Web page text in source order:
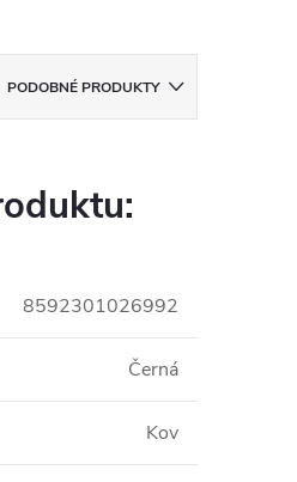
PODOBNÉ PRODUKTY
8592301026992
Černá
Kov